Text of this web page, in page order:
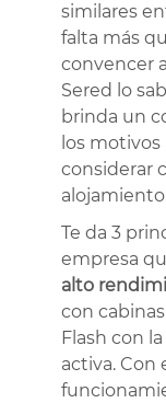
similares
falta más
convencer
Sered lo
brinda un
los
considerar
Te da 3
empresa
alto
con
Flash con
activa. Con